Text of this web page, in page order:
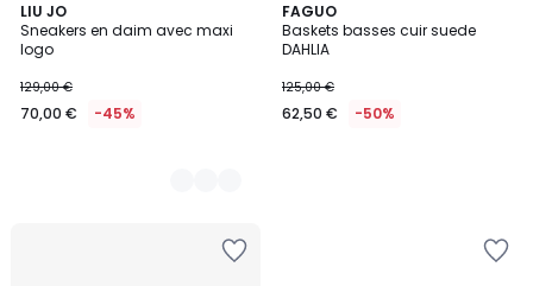
LIU JO
Sneakers en daim avec maxi
logo
129,00 €
70,00 € -45%
2
Couleurs
FAGUO
Baskets basses cuir suede
DAHLIA
125,00 €
62,50 € -50%